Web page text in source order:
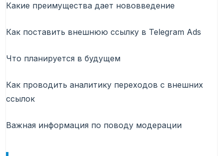
Какие преимущества дает нововведение
Как поставить внешнюю ссылку в Telegram Ads
Что планируется в будущем
Как проводить аналитику переходов с внешних
ссылок
Важная информация по поводу модерации